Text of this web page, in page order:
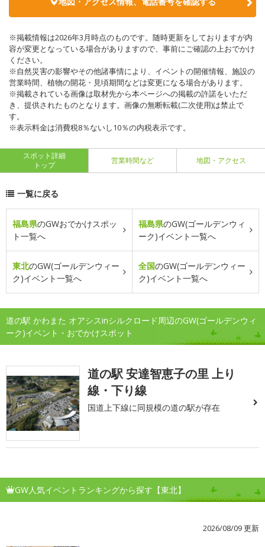
※掲載情報は2026年3月時点のものです。随時更新をしておりますが内
容が変更となっている場合がありますので、事前にご確認の上おでかけ
ください。
※自然災害の影響やその他諸事情により、イベントの開催情報、施設の
営業時間、植物の開花・見頃期間などは変更になる場合があります。
※掲載されている画像は取材先から本ページへの掲載の許諾をいただ
き、提供されたものとなります。画像の無断転載(二次使用)は禁止で
す。
※表示料金は消費税8％ないし10％の内税表示です。
スポット詳細
トップ
営業時間など 地図・アクセス
一覧に戻る
福島県のGWおでかけスポッ
ト一覧へ
福島県のGW(ゴールデンウィ
ーク)イベント一覧へ
東北のGW(ゴールデンウィー
ク)イベント一覧へ
全国のGW(ゴールデンウィー
ク)イベント一覧へ
道の駅 かわまた オアシスinシルクロード周辺のGW(ゴールデンウィ
ーク)イベント・おでかけスポット
道の駅 安達智恵子の里 上り
線・下り線
国道上下線に同規模の道の駅が存在
GW人気イベントランキングから探す【東北】
2026/08/09 更新